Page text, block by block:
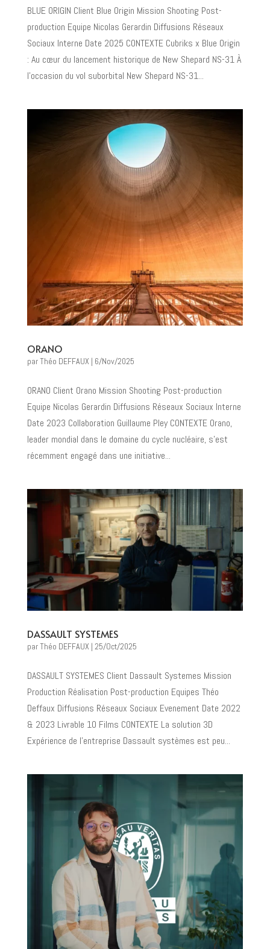
BLUE ORIGIN Client Blue Origin Mission Shooting Post-
production Equipe Nicolas Gerardin Diffusions Réseaux
Sociaux Interne Date 2025 CONTEXTE Cubriks x Blue Origin
: Au cœur du lancement historique de New Shepard NS-31 À
l’occasion du vol suborbital New Shepard NS-31...
ORANO
parThéo DEFFAUX | 6/Nov/2025
ORANO Client Orano Mission Shooting Post-production
Equipe Nicolas Gerardin Diffusions Réseaux Sociaux Interne
Date 2023 Collaboration Guillaume Pley CONTEXTE Orano,
leader mondial dans le domaine du cycle nucléaire, s’est
récemment engagé dans une initiative...
DASSAULT SYSTEMES
parThéo DEFFAUX | 25/Oct/2025
DASSAULT SYSTEMES Client Dassault Systemes Mission
Production Réalisation Post-production Equipes Théo
Deffaux Diffusions Réseaux Sociaux Evenement Date 2022
& 2023 Livrable 10 Films CONTEXTE La solution 3D
Expérience de l’entreprise Dassault systèmes est peu...